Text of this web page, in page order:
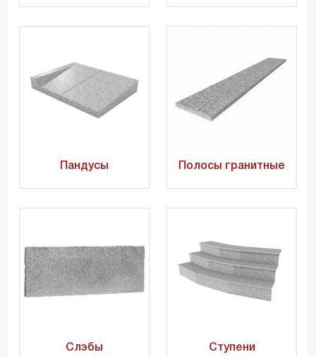
Пандусы Полосы гранитные
Слэбы Ступени